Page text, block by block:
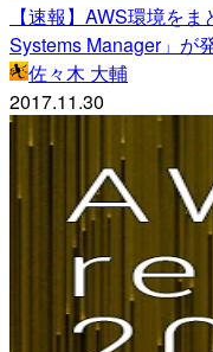
【速報】AWS環境を
Systems Manager」が
佐々木 大輔
2017.11.30